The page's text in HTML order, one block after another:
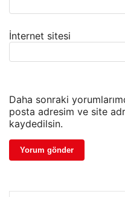
İnternet sitesi
Daha sonraki
posta adresim ve site
kaydedilsin.